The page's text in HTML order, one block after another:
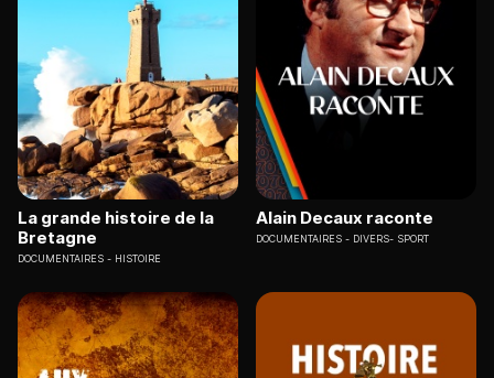
La grande histoire de la
Bretagne
DOCUMENTAIRES HISTOIRE
Alain Decaux raconte
DOCUMENTAIRES DIVERS- SPORT